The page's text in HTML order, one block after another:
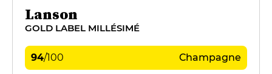
Lanson
GOLD LABEL MILLÉSIMÉ
94/100 Champagne